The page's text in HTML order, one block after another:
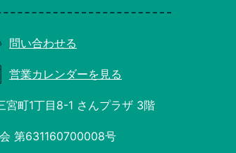
問い合わせる
営業カレンダーを見る
町1丁目8-1 さんプラザ 3階
第631160700008号